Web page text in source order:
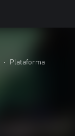
• Plataforma